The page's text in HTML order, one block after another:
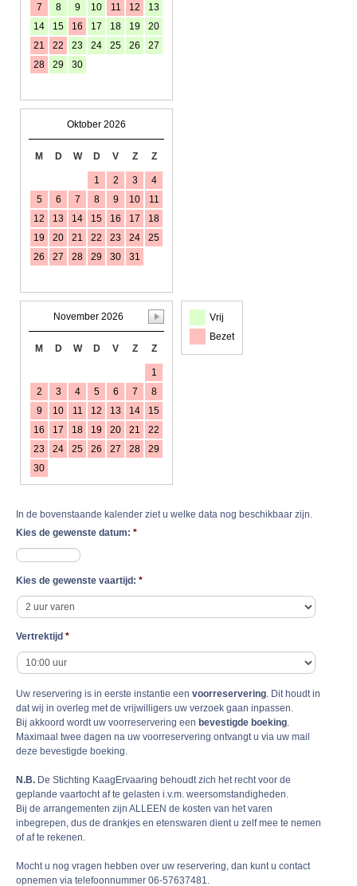
7
8 9 10 11 12
13
14
15 16 17 18 19
20
21
22 23 24 25 26
27
28
29 30
Oktober 2026
M D W D V Z Z
1 2 3
4
5
6 7 8 9 10
11
12
13 14 15 16 17
18
19
20 21 22 23 24
25
26
27 28 29 30 31
November 2026
M D W D V Z Z
1
2
3 4 5 6 7
8
9
10 11 12 13 14
15
16
17 18 19 20 21
22
23
24 25 26 27 28
29
30
Vrij
Bezet
In de bovenstaande kalender ziet u welke data nog beschikbaar zijn.
Kies de gewenste datum: *
Kies de gewenste vaartijd: *
Vertrektijd *
Uw reservering is in eerste instantie een voorreservering. Dit houdt in
dat wij in overleg met de vrijwilligers uw verzoek gaan inpassen.
Bij akkoord wordt uw voorreservering een bevestigde boeking.
Maximaal twee dagen na uw voorreservering ontvangt u via uw mail
deze bevestigde boeking.
N.B. De Stichting KaagErvaaring behoudt zich het recht voor de
geplande vaartocht af te gelasten i.v.m. weersomstandigheden.
Bij de arrangementen zijn ALLEEN de kosten van het varen
inbegrepen, dus de drankjes en etenswaren dient u zelf mee te nemen
of af te rekenen.
Mocht u nog vragen hebben over uw reservering, dan kunt u contact
opnemen via telefoonnummer 06-57637481.